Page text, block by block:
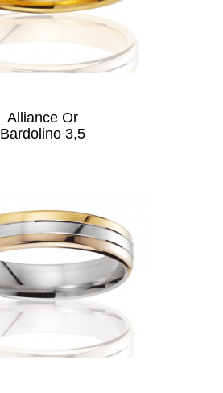
Alliance Or
Bardolino 3,5